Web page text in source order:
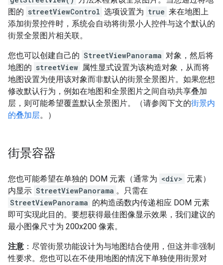
图的 streetViewControl 选项设置为 true 来在地图上
添加街景控件时，系统会自动将街景小人控件与这个默认的
街景全景图片相关联。
您也可以创建自己的 StreetViewPanorama 对象，然后将
地图的 streetView 属性显式设置为该构造对象，从而将
地图设置为使用该对象而非默认的街景全景图片。如果您想
修改默认行为，例如在地图和全景图片之间自动共享叠加
层，则可能希望覆盖默认全景图片。（请参阅下文的街景内
的叠加层。）
街景容器
您也可能希望在单独的 DOM 元素（通常为 <div> 元素）
内显示 StreetViewPanorama 。只需在
StreetViewPanorama 的构造函数内传递相应 DOM 元素
即可实现此目的。要想获得最佳图像显示效果，我们建议的
最小图像尺寸为 200x200 像素。
注意 ：尽管街景功能设计为与地图结合使用，但这并非强制
性要求。您也可以在不使用地图的情况下单独使用街景对